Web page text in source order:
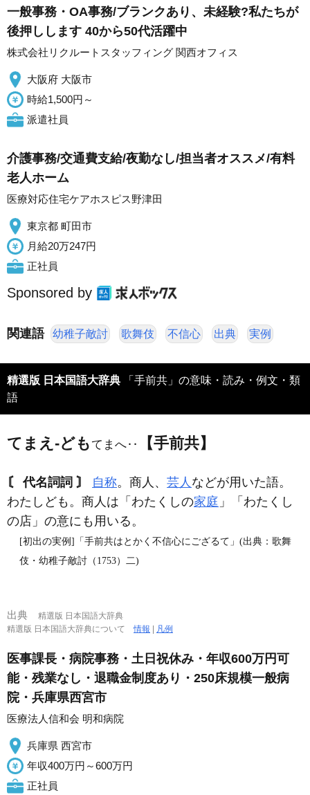
一般事務・OA事務/ブランクあり、未経験?私たちが
後押しします 40から50代活躍中
株式会社リクルートスタッフィング 関西オフィス
大阪府 大阪市
時給1,500円～
派遣社員
介護事務/交通費支給/夜勤なし/担当者オススメ/有料
老人ホーム
医療対応住宅ケアホスピス野津田
東京都 町田市
月給20万247円
正社員
Sponsored by
関連語 幼稚子敵討 歌舞伎 不信心 出典 実例
精選版 日本国語大辞典 「手前共」の意味・読み・例文・類
語
てまえ‐ども てまへ‥ 【手前共】
〘 代名詞詞 〙 自称。商人、 芸人 などが用いた語。
わたしども。商人は「わたくしの家庭 」「わたくし
の店」の意にも用いる。
[初出の実例]「手前共はとかく不信心にござるて」(出典：歌舞
伎・幼稚子敵討（1753）二)
出典
精選版 日本国語大辞典
精選版 日本国語大辞典について情報 | 凡例
医事課長・病院事務・土日祝休み・年収600万円可
能・残業なし・退職金制度あり・250床規模一般病
院・兵庫県西宮市
医療法人信和会 明和病院
兵庫県 西宮市
年収400万円～600万円
正社員